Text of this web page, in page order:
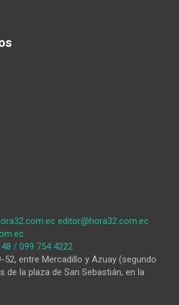
editor@hora32.com.ec
/ 099 754 4222
52, entre Mercadillo y Azuay (segundo
de la plaza de San Sebastián, en la